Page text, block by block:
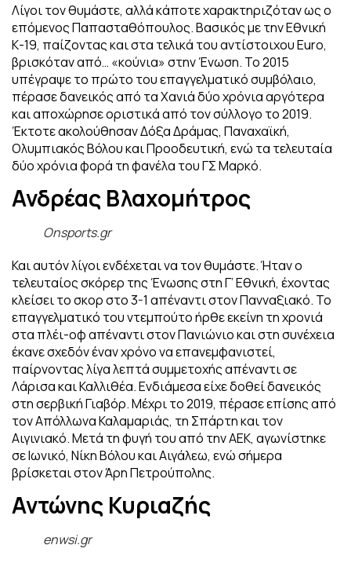
Λίγοι τον θυμάστε, αλλά κάποτε χαρακτηριζόταν ως ο
επόμενος Παπασταθόπουλος. Βασικός με την Εθνική
Κ-19, παίζοντας και στα τελικά του αντίστοιχου Euro,
βρισκόταν από… «κούνια» στην Ένωση. Το 2015
υπέγραψε το πρώτο του επαγγελματικό συμβόλαιο,
πέρασε δανεικός από τα Χανιά δύο χρόνια αργότερα
και αποχώρησε οριστικά από τον σύλλογο το 2019.
Έκτοτε ακολούθησαν Δόξα Δράμας, Παναχαϊκή,
Ολυμπιακός Βόλου και Προοδευτική, ενώ τα τελευταία
δύο χρόνια φορά τη φανέλα του ΓΣ Μαρκό.
Ανδρέας Βλαχομήτρος
Onsports.gr
Και αυτόν λίγοι ενδέχεται να τον θυμάστε. Ήταν ο
τελευταίος σκόρερ της Ένωσης στη Γ’ Εθνική, έχοντας
κλείσει το σκορ στο 3-1 απέναντι στον Πανναξιακό. Το
επαγγελματικό του ντεμπούτο ήρθε εκείνη τη χρονιά
στα πλέι-οφ απέναντι στον Πανιώνιο και στη συνέχεια
έκανε σχεδόν έναν χρόνο να επανεμφανιστεί,
παίρνοντας λίγα λεπτά συμμετοχής απέναντι σε
Λάρισα και Καλλιθέα. Ενδιάμεσα είχε δοθεί δανεικός
στη σερβική Γιαβόρ. Μέχρι το 2019, πέρασε επίσης από
τον Απόλλωνα Καλαμαριάς, τη Σπάρτη και τον
Αιγινιακό. Μετά τη φυγή του από την ΑΕΚ, αγωνίστηκε
σε Ιωνικό, Νίκη Βόλου και Αιγάλεω, ενώ σήμερα
βρίσκεται στον Άρη Πετρούπολης.
Αντώνης Κυριαζής
enwsi.gr